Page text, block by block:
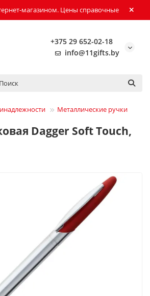
магазином. Цены справочные
+375 29 652-02-18
info@11gifts.by
Металлические ручки
Dagger Soft Touch,